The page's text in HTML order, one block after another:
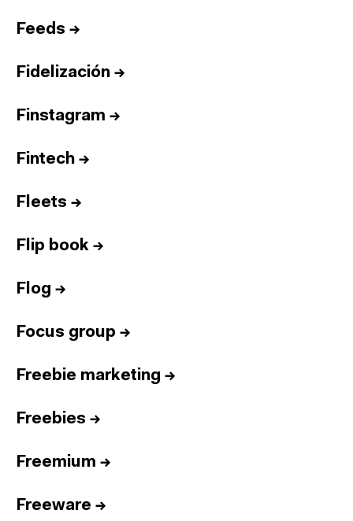
Feeds →
Fidelización →
Finstagram →
Fintech →
Fleets →
Flip book →
Flog →
Focus group →
Freebie marketing →
Freebies →
Freemium →
Freeware →